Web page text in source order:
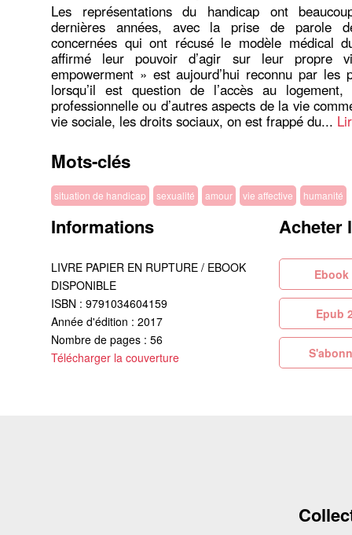
Les représentations du handicap ont
dernières années, avec la prise de parole
concernées qui ont récusé le modèle médical
affirmé leur pouvoir d’agir sur leur propre
empowerment » est aujourd’hui reconnu par les
lorsqu’il est question de l’accès au logement,
professionnelle ou d’autres aspects de la vie
vie sociale, les droits sociaux, on est frappé du...
Mots-clés
situation de handicap sexualité amour vie affective humanité
Informations
LIVRE PAPIER EN RUPTURE / EBOOK
DISPONIBLE
ISBN : 9791034604159
Année d'édition : 2017
Nombre de pages : 56
Télécharger la couverture
Acheter